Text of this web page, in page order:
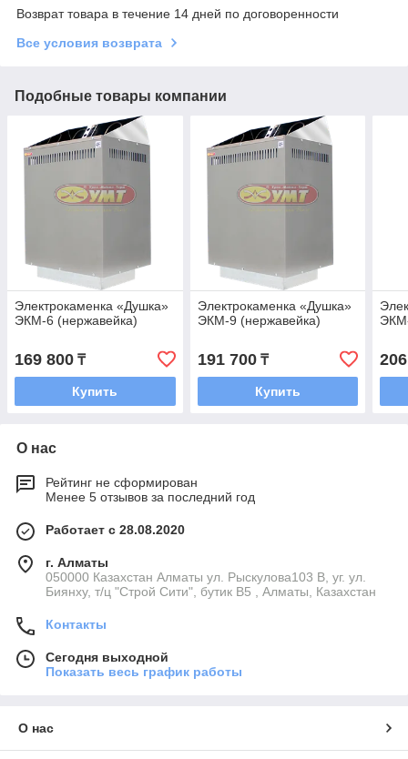
Возврат товара в течение 14 дней по договоренности
Все условия возврата
Подобные товары компании
Электрокаменка «Душка»
ЭКМ-6 (нержавейка)
169 800 ₸
Купить
Электрокаменка «Душка»
ЭКМ-9 (нержавейка)
191 700₸
Купить
О нас
Рейтинг не сформирован
Менее 5 отзывов за последний год
Работает с 28.08.2020
г. Алматы
050000 Казахстан Алматы ул. Рыскулова103 В, уг. ул.
Биянху, т/ц "Строй Сити", бутик В5 , Алматы, Казахстан
Контакты
Сегодня выходной
Показать весь график работы
О нас